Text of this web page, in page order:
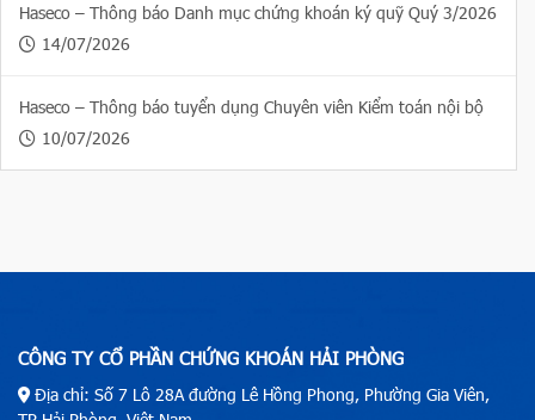
Haseco – Thông báo Danh mục chứng khoán ký quỹ Quý 3/2026
14/07/2026
Haseco – Thông báo tuyển dụng Chuyên viên Kiểm toán nội bộ
10/07/2026
CÔNG TY CỔ PHẦN CHỨNG KHOÁN HẢI PHÒNG
Địa chỉ: Số 7 Lô 28A đường Lê Hồng Phong, Phường Gia Viên,